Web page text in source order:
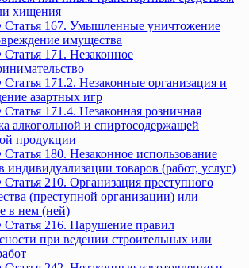
хищения
167. Умышленные уничтожение
имущества
171. Незаконное
171.2. Незаконные организация и
азартных игр
171.4. Незаконная розничная
алкогольной и спиртосодержащей
продукции
180. Незаконное использование
индивидуализации товаров (работ, услуг)
210. Организация преступного
(преступной организации) или
в нем (ней)
216. Нарушение правил
при ведении строительных или